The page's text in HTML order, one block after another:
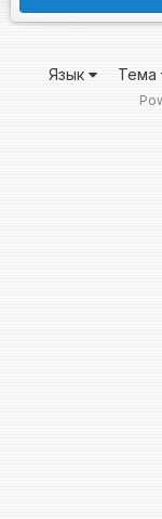
Язык Тема